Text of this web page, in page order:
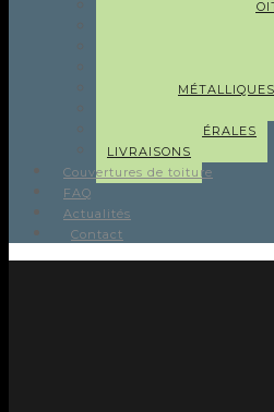
ABRIS DE JARDIN À
GARAGES MÉTALLIQUES
OPTIONS GÉNÉRALES
LIVRAISONS
Couvertures de toiture
FAQ
Actualités
Contact